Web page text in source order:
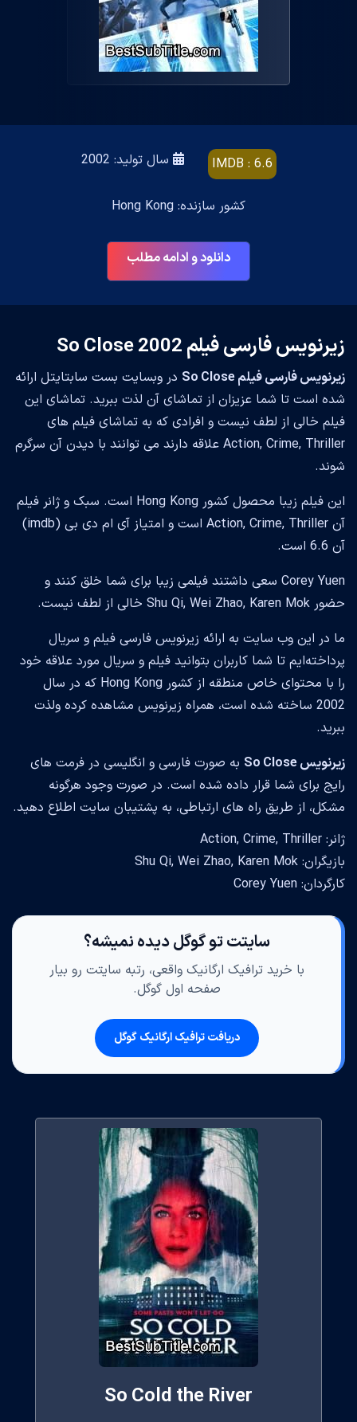
IMDB : 6.6 سال تولید: 2002
کشور سازنده: Hong Kong
دانلود و ادامه مطلب
زیرنویس فارسی فیلم So Close 2002
زیرنویس فارسی فیلم So Close
در وبسایت بست سابتایتل ارائه
شده است تا شما عزیزان از تماشای آن لذت ببرید. تماشای این
فیلم خالی از لطف نیست و افرادی که به تماشای فیلم های
Action, Crime, Thriller علاقه دارند می توانند با دیدن آن سرگرم
شوند.
این فیلم زیبا محصول کشور Hong Kong است. سبک و ژانر فیلم
آن Action, Crime, Thriller است و امتیاز آی ام دی بی (imdb)
آن 6.6 است.
Corey Yuen سعی داشتند فیلمی زیبا برای شما خلق کنند و
حضور Shu Qi, Wei Zhao, Karen Mok خالی از لطف نیست.
ما در این وب سایت به ارائه زیرنویس فارسی فیلم و سریال
پرداخته‌ایم تا شما کاربران بتوانید فیلم و سریال مورد علاقه خود
را با محتوای خاص منطقه از کشور Hong Kong که در سال
2002 ساخته شده است، همراه زیرنویس مشاهده کرده ولذت
ببرید.
زیرنویس So Close
به صورت فارسی و انگلیسی در فرمت های
رایج برای شما قرار داده شده است. در صورت وجود هرگونه
مشکل، از طریق راه های ارتباطی، به پشتیبان سایت اطلاع دهید.
ژانر: Action, Crime, Thriller
بازیگران: Shu Qi, Wei Zhao, Karen Mok
کارگردان: Corey Yuen
سایتت تو گوگل دیده نمیشه؟
با خرید ترافیک ارگانیک واقعی، رتبه سایتت رو بیار
صفحه اول گوگل.
دریافت ترافیک ارگانیک گوگل
So Cold the River